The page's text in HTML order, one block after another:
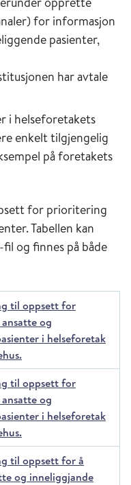
for informasjon
pasienter,
har avtale
i helseforetakets
enkelt tilgjengelig
på foretakets
for prioritering
Tabellen kan
og finnes på både
til oppsett for
og
i helseforetak
til oppsett for
og
i helseforetak
til oppsett for å
og inneliggjande